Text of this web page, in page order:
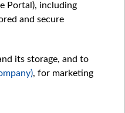
Portal), including
and secure
its storage, and to
, for marketing